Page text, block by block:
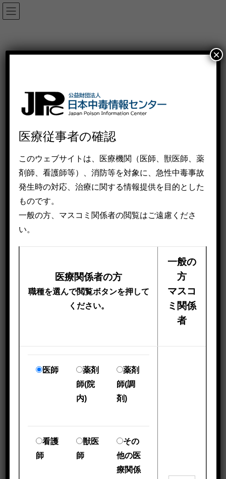
化学兵器データベース（会員向け）
このページアクセスするためには、会員の認証が必要で
す。こちらよりログインしてアクセスしてください。
Facebook X
Bluesky Threads
Hatena
Copy
化学テロ初動対応機関向けWeb講義
特殊災害報告書等
化学兵器・中毒対策データベース
化学兵器危機管理データベース
解毒剤データベース（会員向け）
化学テロ・化学災害対応体制
医療従事者の確認
このウェブサイトは、医療機関（医師、獣医師、薬
剤師、看護師等）、消防等を対象に、急性中毒事故
発⽣時の対応、治療に関する情報提供を⽬的とした
ものです。
⼀般の⽅、マスコミ関係者の閲覧はご遠慮くださ
い。
医療関係者の方
職種を選んで閲覧ボタンを押して
ください。
⼀般の
方
マスコ
ミ関係
者
医師
薬剤
師(院
内)
薬剤
師(調
剤)
看護
師
獣医
師
その
他の医
療関係
×